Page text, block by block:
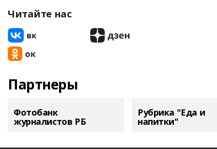
Читайте нас
Партнеры
Фотобанк
журналистов РБ
Рубрика "Еда и
напитки"